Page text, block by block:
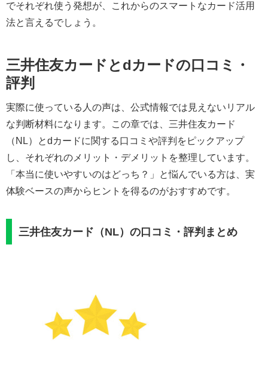
でそれぞれ使う発想が、これからのスマートなカード活用
法と言えるでしょう。
三井住友カードとdカードの口コミ・
評判
実際に使っている人の声は、公式情報では見えないリアル
な判断材料になります。この章では、三井住友カード
（NL）とdカードに関する口コミや評判をピックアップ
し、それぞれのメリット・デメリットを整理しています。
「本当に使いやすいのはどっち？」と悩んでいる方は、実
体験ベースの声からヒントを得るのがおすすめです。
三井住友カード（NL）の口コミ・評判まとめ